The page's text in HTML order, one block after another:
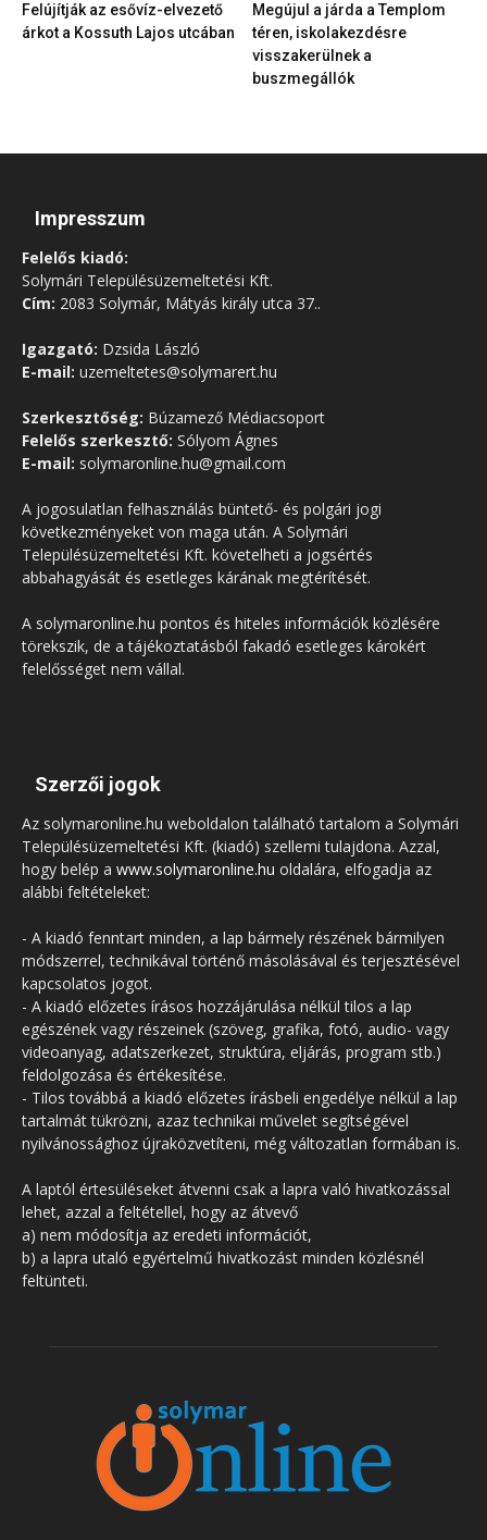
Felújítják az esővíz-elvezető
árkot a Kossuth Lajos utcában
Megújul a járda a Templom
téren, iskolakezdésre
visszakerülnek a
buszmegállók
Impresszum
Felelős kiadó:
Solymári Településüzemeltetési Kft.
Cím: 2083 Solymár, Mátyás király utca 37..
Igazgató: Dzsida László
E-mail: uzemeltetes@solymarert.hu
Szerkesztőség: Búzamező Médiacsoport
Felelős szerkesztő: Sólyom Ágnes
E-mail: solymaronline.hu@gmail.com
A jogosulatlan felhasználás büntető- és polgári jogi
következményeket von maga után. A Solymári
Településüzemeltetési Kft. követelheti a jogsértés
abbahagyását és esetleges kárának megtérítését.
A solymaronline.hu pontos és hiteles információk közlésére
törekszik, de a tájékoztatásból fakadó esetleges károkért
felelősséget nem vállal.
Szerzői jogok
Az solymaronline.hu weboldalon található tartalom a Solymári
Településüzemeltetési Kft. (kiadó) szellemi tulajdona. Azzal,
hogy belép a www.solymaronline.hu oldalára, elfogadja az
alábbi feltételeket:
- A kiadó fenntart minden, a lap bármely részének bármilyen
módszerrel, technikával történő másolásával és terjesztésével
kapcsolatos jogot.
- A kiadó előzetes írásos hozzájárulása nélkül tilos a lap
egészének vagy részeinek (szöveg, grafika, fotó, audio- vagy
videoanyag, adatszerkezet, struktúra, eljárás, program stb.)
feldolgozása és értékesítése.
- Tilos továbbá a kiadó előzetes írásbeli engedélye nélkül a lap
tartalmát tükrözni, azaz technikai művelet segítségével
nyilvánossághoz újraközvetíteni, még változatlan formában is.
A laptól értesüléseket átvenni csak a lapra való hivatkozással
lehet, azzal a feltétellel, hogy az átvevő
a) nem módosítja az eredeti információt,
b) a lapra utaló egyértelmű hivatkozást minden közlésnél
feltünteti.